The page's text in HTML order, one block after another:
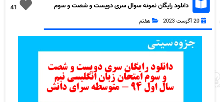
41
دانلود رایگان نمونه سوال سری دویست و شصت و سوم
زبان انگلیسی هفتم به همراه pdf 20 آگوست 2023 هفتم